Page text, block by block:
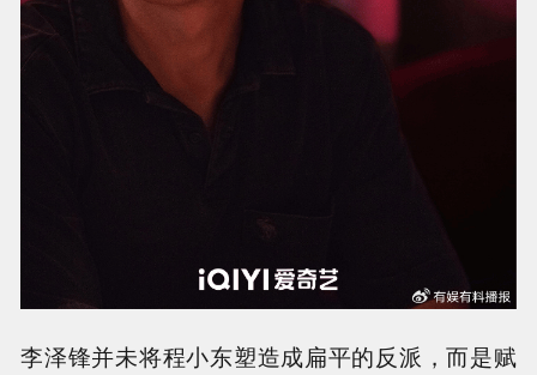
李泽锋并未将程小东塑造成扁平的反派，而是赋